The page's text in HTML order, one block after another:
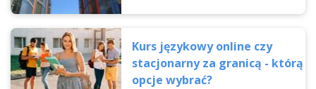
Kurs językowy online czy
stacjonarny za granicą - którą
opcje wybrać?